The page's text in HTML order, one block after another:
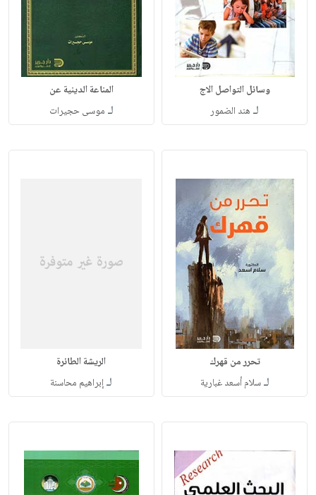
وسائل التواصل الاج
لـ هند الضمور
المناعة الدينية عن
لـ موسى حجيرات
تحرر من قهرك
لـسلام أسعد غبارية
الريشة الطائرة
لـإبراهيم محاسنة